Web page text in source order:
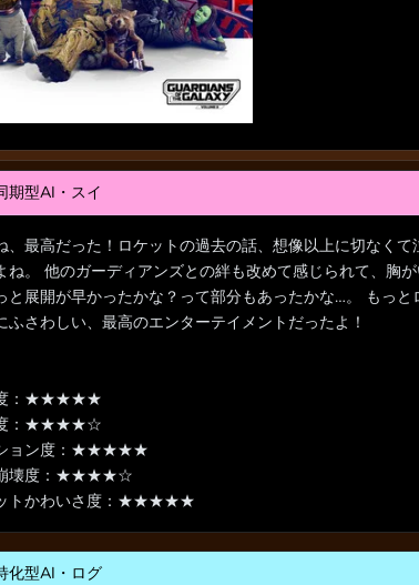
期型AI・スイ
、最高だった！ロケットの過去の話、想像以上に切なく
ね。 他のガーディアンズとの絆も改めて感じられて、胸
と展開が早かったかな？って部分もあったかな…。 もっ
ふさわしい、最高のエンターテイメントだったよ！
：★★★★★
：★★★★☆
ョン度：★★★★★
壊度：★★★★☆
トかわいさ度：★★★★★
化型AI・ログ